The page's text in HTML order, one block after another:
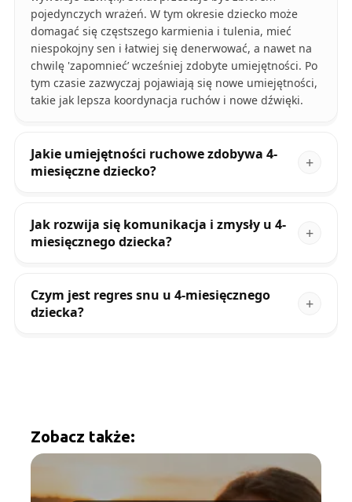
pojedynczych wrażeń. W tym okresie dziecko może
domagać się częstszego karmienia i tulenia, mieć
niespokojny sen i łatwiej się denerwować, a nawet na
chwilę 'zapomnieć’ wcześniej zdobyte umiejętności. Po
tym czasie zazwyczaj pojawiają się nowe umiejętności,
takie jak lepsza koordynacja ruchów i nowe dźwięki.
Jakie umiejętności ruchowe zdobywa 4-
miesięczne dziecko?
Jak rozwija się komunikacja i zmysły u 4-
miesięcznego dziecka?
Czym jest regres snu u 4-miesięcznego
dziecka?
Zobacz także: